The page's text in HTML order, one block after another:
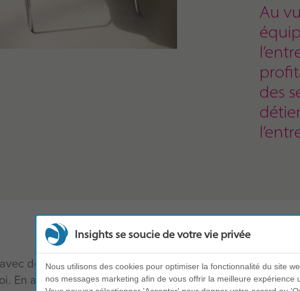
Au
des
des équipes, nous commençons
En aidant chaque membre de
Insights se soucie de votre vie privée
Nous utilisons des cookies pour optimiser la fonctionnalité du site
nos messages marketing afin de vous offrir la meilleure expérience